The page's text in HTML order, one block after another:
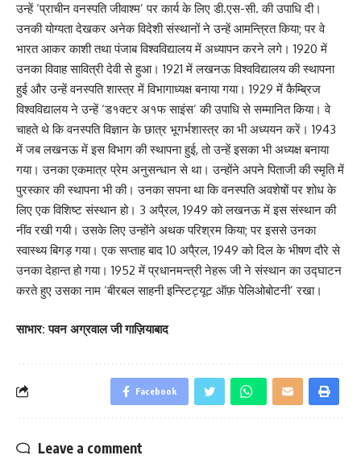
उन्हें ‘प्राचीन वनस्पति जीवाश्म’ पर कार्य के लिए डी.एस-सी. की उपाधि दी।
उनकी योग्यता देखकर अनेक विदेशी संस्थानों ने उन्हें आमन्त्रित किया; पर वे
भारत आकर काशी तथा पंजाब विश्वविद्यालय में अध्यापन करने लगे। 1920 में
उनका विवाह सावित्री देवी से हुआ। 1921 में लखनऊ विश्वविद्यालय की स्थापना
हुई और उन्हें वनस्पति शास्त्र में विभागाध्यक्ष बनाया गया। 1929 में कैम्ब्रिज
विश्वविद्यालय ने उन्हें ‘ड१क्टर अ१फ साइंस’ की उपाधि से सम्मानित किया। वे
चाहते थे कि वनस्पति विज्ञान के छात्र भूगर्भशास्त्र का भी अध्ययन करें। 1943
में जब लखनऊ में इस विभाग की स्थापना हुई, तो उन्हें इसका भी अध्यक्ष बनाया
गया। उनका एकमात्र प्रेम अनुसन्धान से था। उन्होंने अपने पिताजी की स्मृति में
पुरस्कार की स्थापना भी की। उनका सपना था कि वनस्पति अवशेषों पर शोध के
लिए एक विशिष्ट संस्थान हो। 3 अपै्रल, 1949 को लखनऊ में इस संस्थान की
नींव रखी गयी। उसके लिए उन्होंने अथक परिश्रम किया; पर इससे उनका
स्वास्थ्य बिगड़ गया। एक सप्ताह बाद 10 अपै्रल, 1949 को दिल के भीषण दौरे से
उनका देहान्त हो गया। 1952 में प्रधानमन्त्री नेहरू जी ने संस्थान का उद्घाटन
करते हुए उसका नाम ‘बीरबल साहनी इन्स्टिट्यूट ऑफ़ पेलिओबोटनी’ रखा।
साभार: पवन अग्रवाल जी गाज़ियाबाद
Facebook
Leave a comment